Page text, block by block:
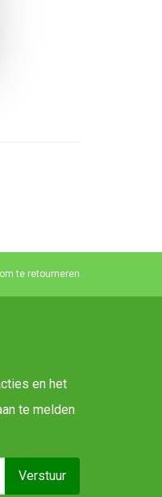
te retourneren
en het
te melden
Verstuur